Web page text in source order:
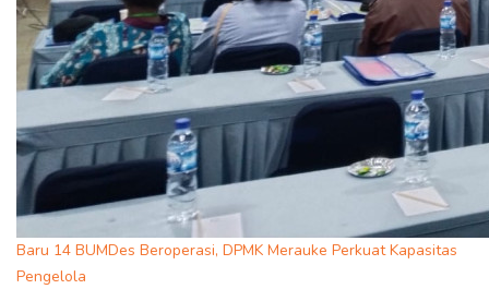
Baru 14 BUMDes Beroperasi, DPMK Merauke Perkuat Kapasitas
Pengelola